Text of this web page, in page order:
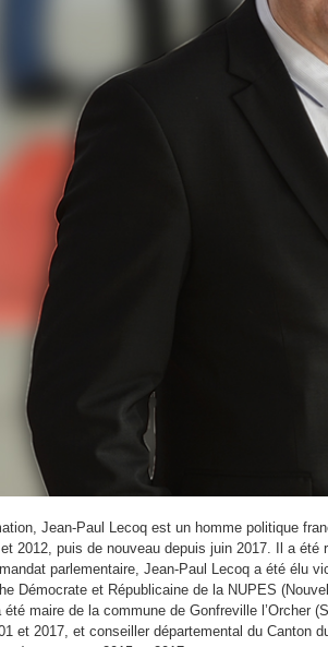
Jean-Paul Lecoq est un homme politique
2012, puis de nouveau depuis juin 2017. Il a été
parlementaire, Jean-Paul Lecoq a été élu
Démocrate et Républicaine de la NUPES
maire de la commune de Gonfreville l’Orcher
et 2017, et conseiller départemental du Canton